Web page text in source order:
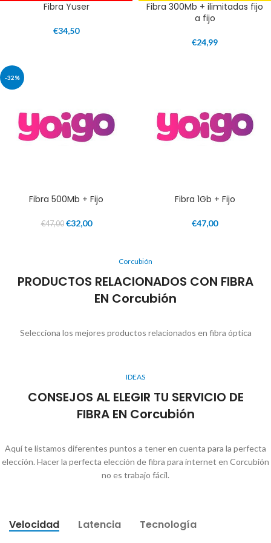
Fibra Yuser
€34,50
Fibra 300Mb + ilimitadas fijo
a fijo
€24,99
-32%
Fibra 500Mb + Fijo
€47,00 €32,00
Fibra 1Gb + Fijo
€47,00
Corcubión
PRODUCTOS RELACIONADOS CON FIBRA
EN Corcubión
Selecciona los mejores productos relacionados en fibra óptica
IDEAS
CONSEJOS AL ELEGIR TU SERVICIO DE
FIBRA EN Corcubión
Aquí te listamos diferentes puntos a tener en cuenta para la perfecta
elección. Hacer la perfecta elección de fibra para internet en Corcubión
no es trabajo fácil.
Velocidad Latencia
Tecnología